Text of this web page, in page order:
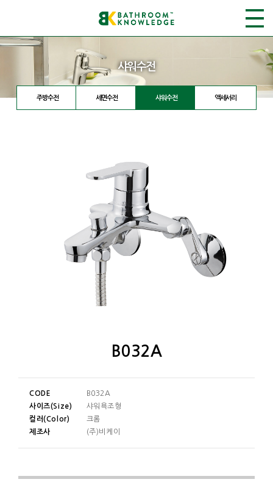
샤워수전
주방수전 세면수전 샤워수전 액세서리
B032A
CODE
B032A
사이즈(Size)
샤워욕조형
컬러(Color)
크롬
제조사
(주)비케이